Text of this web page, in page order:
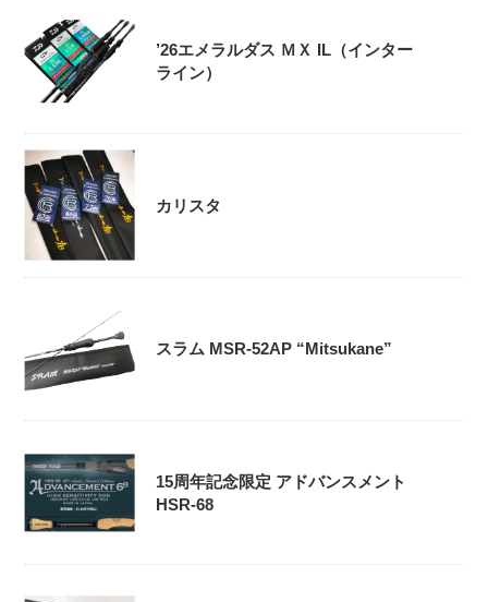
’26エメラルダス ＭＸ IL（インター
ライン）
カリスタ
スラム MSR-52AP “Mitsukane”
15周年記念限定 アドバンスメント
HSR-68